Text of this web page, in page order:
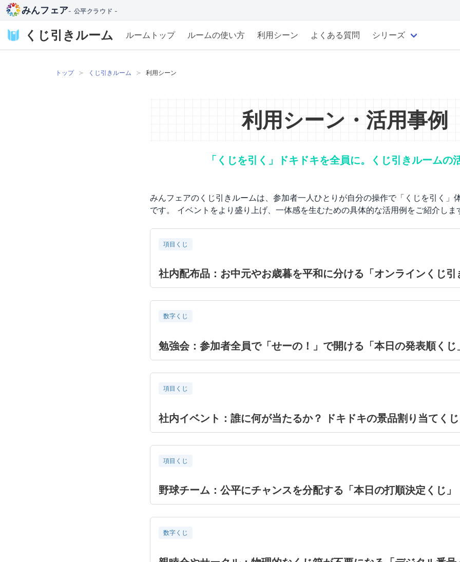
みんフェア- 公平クラウド -
くじ引きルーム ルームトップ ルームの使い方 利用シーン よくある質問 シリーズ
トップ くじ引きルーム 利用シーン
利用シーン・活用事例
「くじを引く」ドキドキを全員に。くじ引きルームの
みんフェアのくじ引きルームは、参加者一人ひとりが自分の操作で「くじを引く」
です。 イベントをより盛り上げ、一体感を生むための具体的な活用例をご紹介しま
項目くじ
社内配布品：お中元やお歳暮を平和に分ける「オンラインくじ引
数字くじ
勉強会：参加者全員で「せーの！」で開ける「本日の発表順くじ
項目くじ
社内イベント：誰に何が当たるか？ ドキドキの景品割り当てくじ
項目くじ
野球チーム：公平にチャンスを分配する「本日の打順決定くじ」
数字くじ